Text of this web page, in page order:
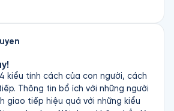
kiểu tính cách của con người, cách
Thông tin bổ ích với những người
giao tiếp hiệu quả với những kiểu